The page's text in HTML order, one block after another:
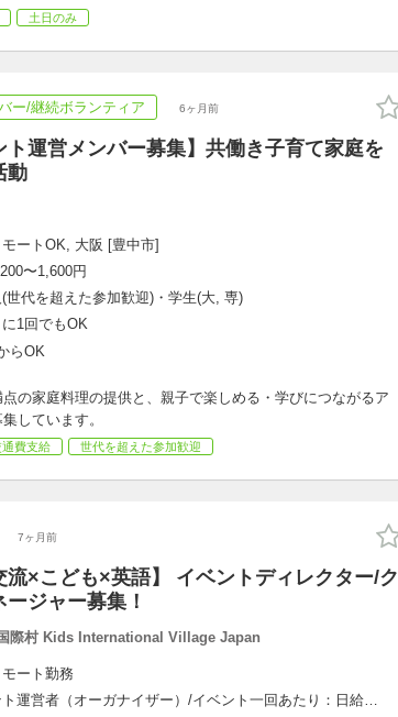
土日のみ
ー/継続ボランティア 6ヶ月前
ト運営メンバー募集】共働き子育て家庭を
動
ートOK, 大阪 [豊中市]
〜1,600円
世代を超えた参加歓迎)・学生(大, 専)
1回でもOK
らOK
の家庭料理の提供と、親子で楽しめる・学びにつながるア
しています。
通費支給 世代を超えた参加歓迎
7ヶ月前
流×こども×英語】 イベントディレクター/ク
ージャー募集！
際村 Kids International Village Japan
ート勤務
運営者（オーガナイザー）/イベント一回あたり：日給